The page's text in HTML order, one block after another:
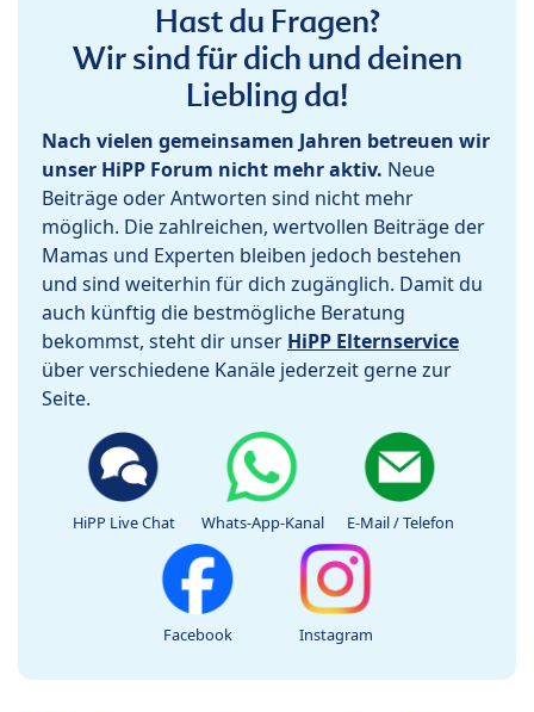
Hast du Fragen?
Wir sind für dich und deinen
Liebling da!
Nach vielen gemeinsamen Jahren betreuen wir
unser HiPP Forum nicht mehr aktiv. Neue
Beiträge oder Antworten sind nicht mehr
möglich. Die zahlreichen, wertvollen Beiträge der
Mamas und Experten bleiben jedoch bestehen
und sind weiterhin für dich zugänglich. Damit du
auch künftig die bestmögliche Beratung
bekommst, steht dir unser HiPP Elternservice
über verschiedene Kanäle jederzeit gerne zur
Seite.
HiPP Live Chat Whats-App-Kanal E-Mail / Telefon
Facebook Instagram